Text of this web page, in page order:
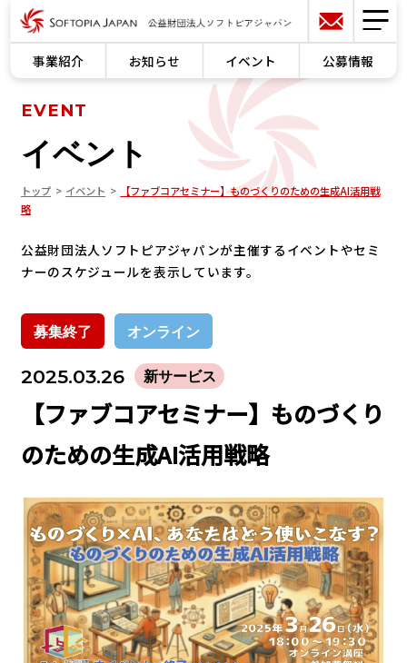
事業紹介 お知らせ イベント 公募情報
EVENT
イベント
トップ イベント
【ファブコアセミナー】ものづくりのための生成AI活用戦
略
公益財団法人ソフトピアジャパンが主催するイベントやセミ
ナーのスケジュールを表示しています。
募集終了 オンライン
2025.03.26 新サービス
【ファブコアセミナー】ものづくり
のための生成AI活用戦略